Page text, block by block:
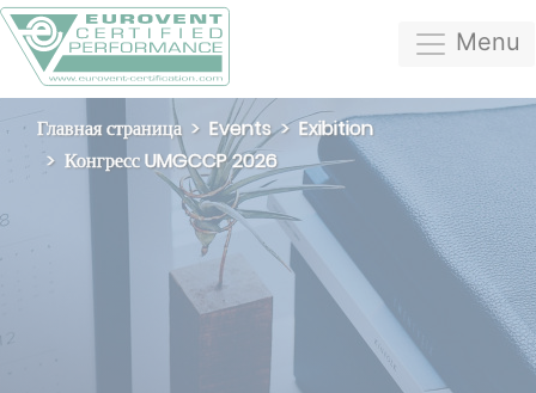
Menu
Главная страница Events
Exibition
Конгресс UMGCCP 2026